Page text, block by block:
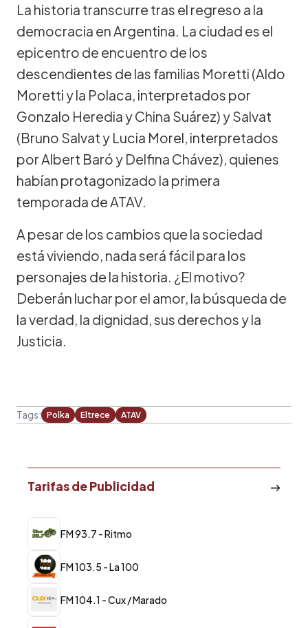
La historia transcurre tras el regreso a la
democracia en Argentina. La ciudad es el
epicentro de encuentro de los
descendientes de las familias Moretti (Aldo
Moretti y la Polaca, interpretados por
Gonzalo Heredia y China Suárez) y Salvat
(Bruno Salvat y Lucia Morel, interpretados
por Albert Baró y Delfina Chávez), quienes
habían protagonizado la primera
temporada de ATAV.
A pesar de los cambios que la sociedad
está viviendo, nada será fácil para los
personajes de la historia. ¿El motivo?
Deberán luchar por el amor, la búsqueda de
la verdad, la dignidad, sus derechos y la
Justicia.
Tags: Polka Eltrece ATAV
Tarifas de Publicidad
FM 93.7 - Ritmo
FM 103.5 - La 100
FM 104.1 - Cux / Marado